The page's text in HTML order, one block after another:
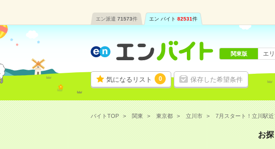
エン派遣 71573件 エン バイト 82531件
気になるリスト 0 保存した希望条件
関東版 エ
バイトTOP 関東 東京都 立川市 7月スタート！立川駅
お